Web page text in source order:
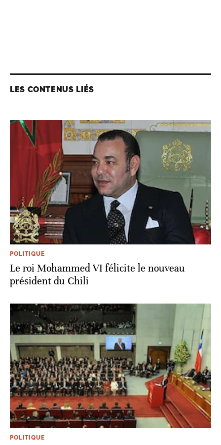
LES CONTENUS LIÉS
POLITIQUE
Le roi Mohammed VI félicite le nouveau
président du Chili
POLITIQUE